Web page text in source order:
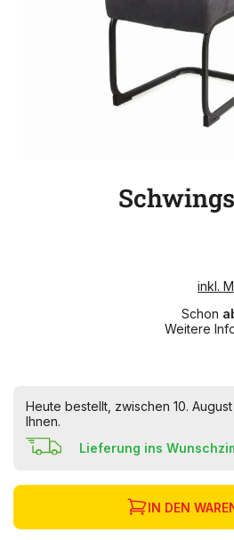
inkl.
Schon
Weitere
Heute bestellt, zwischen 10.
Ihnen.
Lieferung ins
IN DEN